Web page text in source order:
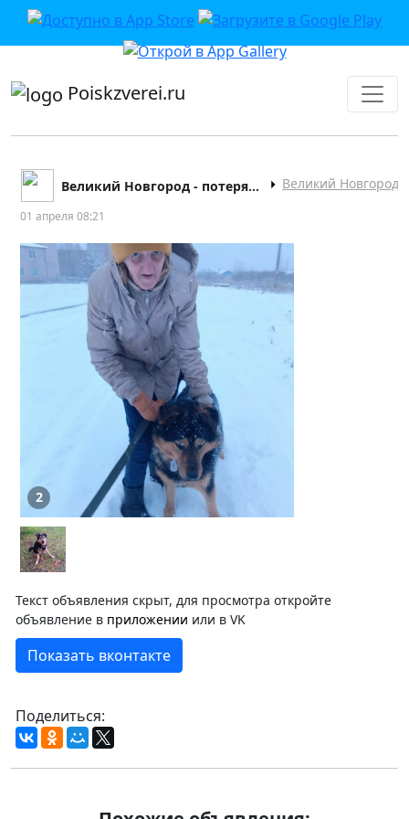
приложении или в VK">
Poiskzverei.ru
Великий Новгород - потеряшки | Пропал кот собака Великий Новгород
01 апреля 08:21
2
Текст объявления скрыт, для просмотра откройте
объявление в приложении или в VK
Показать вконтакте
Поделиться: